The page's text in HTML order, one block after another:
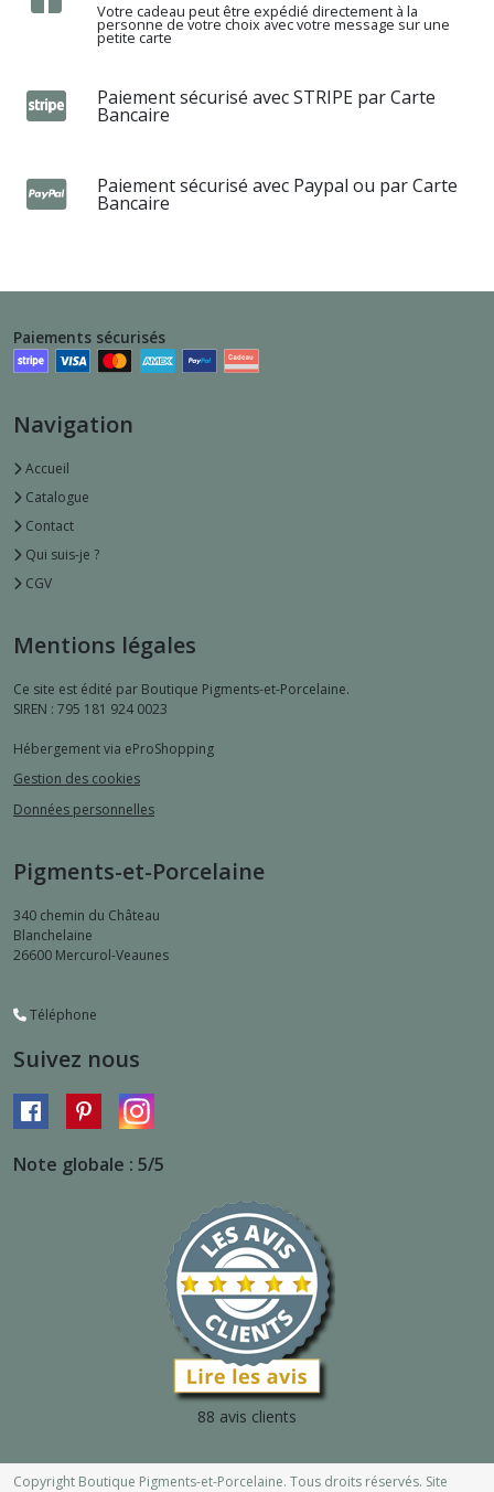
Votre cadeau peut être expédié directement à la
personne de votre choix avec votre message sur une
petite carte
Paiement sécurisé avec STRIPE par Carte
Bancaire
Paiement sécurisé avec Paypal ou par Carte
Bancaire
Paiements sécurisés
Navigation
Accueil
Catalogue
Contact
Qui suis-je ?
CGV
Mentions légales
Ce site est édité par Boutique Pigments-et-Porcelaine.
SIREN : 795 181 924 0023
Hébergement via eProShopping
Gestion des cookies
Données personnelles
Pigments-et-Porcelaine
340 chemin du Château
Blanchelaine
26600 Mercurol-Veaunes
Téléphone
Suivez nous
Note globale : 5/5
88 avis clients
Copyright Boutique Pigments-et-Porcelaine. Tous droits réservés. Site